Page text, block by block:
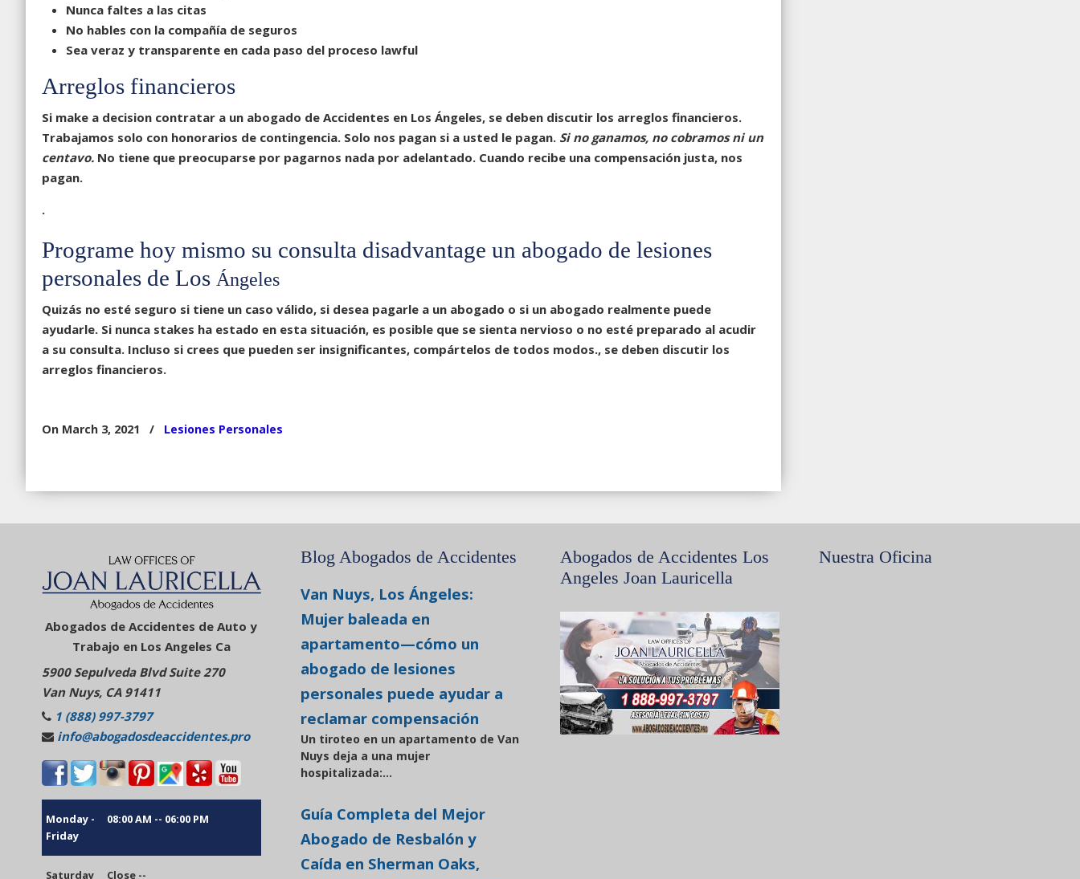
Nunca faltes a las citas
No hables con la compañía de seguros
Sea veraz y transparente en cada paso del proceso lawful
Arreglos financieros
Si make a decision contratar a un abogado de Accidentes en Los Ángeles, se deben discutir los arreglos financieros.
Trabajamos solo con honorarios de contingencia. Solo nos pagan si a usted le pagan. Si no ganamos, no cobramos ni un
centavo. No tiene que preocuparse por pagarnos nada por adelantado. Cuando recibe una compensación justa, nos
pagan.
.
Programe hoy mismo su consulta disadvantage un abogado de lesiones
personales de Los Ángeles
Quizás no esté seguro si tiene un caso válido, si desea pagarle a un abogado o si un abogado realmente puede
ayudarle. Si nunca stakes ha estado en esta situación, es posible que se sienta nervioso o no esté preparado al acudir
a su consulta. Incluso si crees que pueden ser insignificantes, compártelos de todos modos., se deben discutir los
arreglos financieros.
On March 3, 2021 / Lesiones Personales
Abogados de Accidentes de Auto y
Trabajo en Los Angeles Ca
5900 Sepulveda Blvd Suite 270
Van Nuys, CA 91411
1 (888) 997-3797
info@abogadosdeaccidentes.pro
Monday -
Friday
08:00 AM -- 06:00 PM
Saturday Close --
Blog Abogados de Accidentes
Van Nuys, Los Ángeles:
Mujer baleada en
apartamento—cómo un
abogado de lesiones
personales puede ayudar a
reclamar compensación
Un tiroteo en un apartamento de Van
Nuys deja a una mujer
hospitalizada:...
Guía Completa del Mejor
Abogado de Resbalón y
Caída en Sherman Oaks,
Abogados de Accidentes Los
Angeles Joan Lauricella
Nuestra Oficina